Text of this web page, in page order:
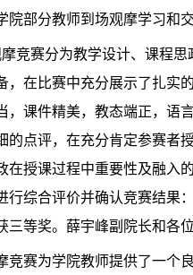
院部分教师到场观摩学习和交
竞赛分为教学设计、课程
，在比赛中充分展示了扎实
，课件精美，教态端正，语
的点评，在充分肯定参赛者
在授课过程中重要性及融入
行综合评价并确认竞赛结果
三等奖。薛宇峰副院长和各
竞赛为学院教师提供了一个